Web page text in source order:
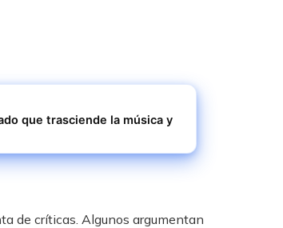
que trasciende la música y
de críticas. Algunos argumentan